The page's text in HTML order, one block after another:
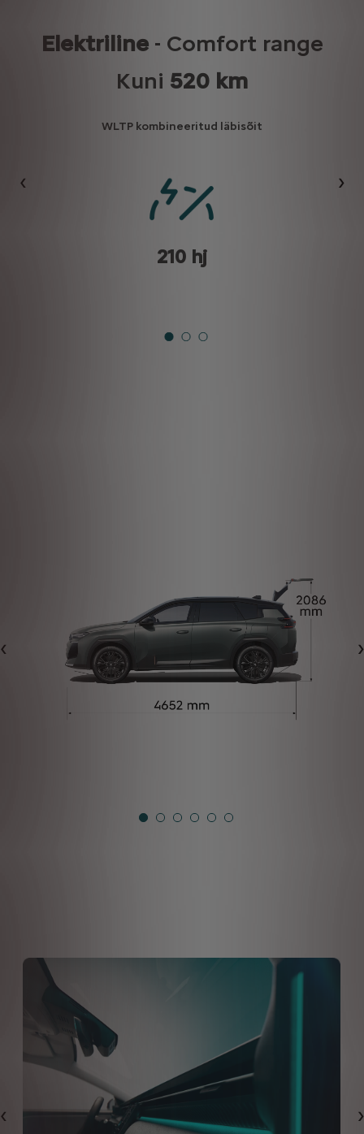
Elektriline - Comfort range
Kuni 520 km
WLTP kombineeritud läbisõit
Eelmine
210 hj
Eelmine
Eelmine